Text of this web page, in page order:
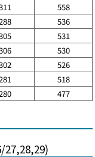
558
536
531
530
526
518
477
27,28,29)